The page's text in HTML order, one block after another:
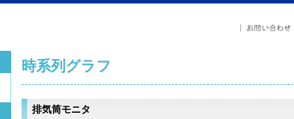
時系列グラフ
排気筒モニタ